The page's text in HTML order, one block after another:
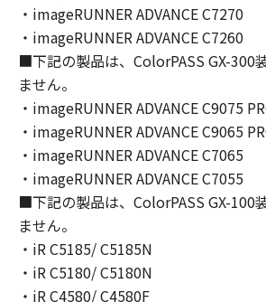
copy thereof.
4. OWNERSHIP
Canon and its licensors retain in
the title, ownership and
rights in and to the SOFTWARE.
expressly provided herein, no
express or implied, is hereby
granted by Canon to you for any
property of Canon and its
5. EXPORT CONTROL
You agree to comply with all
restrictions and regulations of
involved, and not to export or
・imageRUNNER ADVANCE C7270
・imageRUNNER ADVANCE C7260
■下記の製品は、ColorPASS GX-300
ません。
・imageRUNNER ADVANCE C9075
・imageRUNNER ADVANCE C9065
・imageRUNNER ADVANCE C7065
・imageRUNNER ADVANCE C7055
■下記の製品は、ColorPASS GX-100
ません。
・iR C5185/ C5185N
・iR C5180/ C5180N
・iR C4580/ C4580F